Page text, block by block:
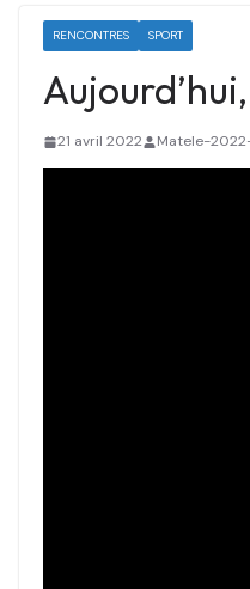
RENCONTRES SPORT
21 avril 2022 Matele-